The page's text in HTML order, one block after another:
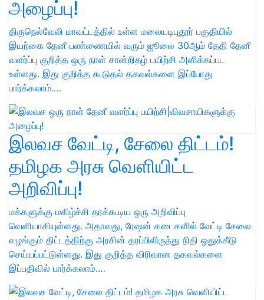
அழைப்பு!
திருநெல்வேலி மாவட்டத்தில் உள்ள மலையடிபுதூர் பகுதியில்
இயற்கை தேனீ பண்ணையில் வரும் ஜூலை 30ஆம் தேதி தேனீ
வளர்ப்பு குறித்த ஒரு நாள் சான்றிதழ் பயிற்சி அளிக்கப்பட
உள்ளது. இது குறித்த கூடுதல் தகவல்களை இப்போது
பார்க்கலாம்.…
இலவச வேட்டி, சேலை திட்டம்!
தமிழக அரசு வெளியிட்ட
அறிவிப்பு!
மக்களுக்கு மகிழ்ச்சி தரக்கூடிய ஒரு அறிவிப்பு
வெளியாகியுள்ளது. அதாவது, ரேஷன் கடைகளில் வேட்டி சேலை
வழங்கும் திட்டத்திற்கு அரசின் தரப்பிலிருந்து நிதி ஒதுக்கீடு
செய்யப்பட்டுள்ளது. இது குறித்த விரிவான தகவல்களை
இப்பதிவில் பார்க்கலாம்.…